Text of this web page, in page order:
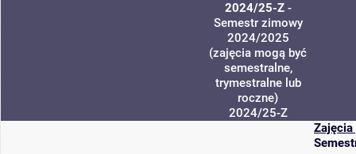
2024/25-Z-
Semestr zimowy
2024/2025
(zajęcia mogą być
semestralne,
trymestralne lub
roczne)
2024/25-Z
Zajęcia